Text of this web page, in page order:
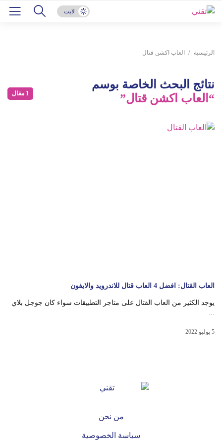
لايت
الرئيسية العاب اكشن قتال
نتائج البحث الخاصة بوسم
“العاب اكشن قتال”
1 مقال
العاب القتال: افضل 4 العاب قتال للاندرويد والايفون
يوجد الكثير من العاب القتال على متاجر التطبيقات سواء كان جوجل بلاي
5 يوليو 2022
من نحن
سياسة الخصوصية